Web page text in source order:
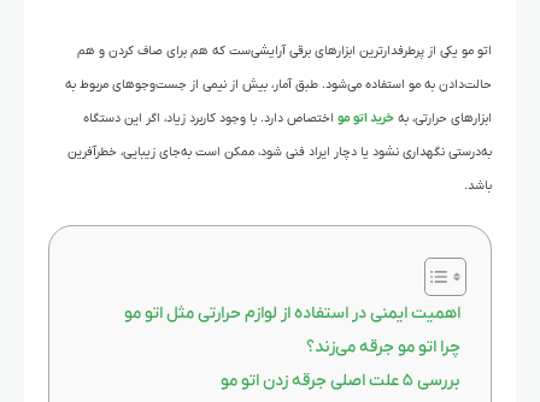
اتو مو یکی از پرطرفدارترین ابزارهای برقی آرایشی‌ست که هم برای صاف کردن و هم
حالت‌دادن به مو استفاده می‌شود. طبق آمار، بیش از نیمی از جست‌وجوهای مربوط به
ابزارهای حرارتی، به خرید اتو مو اختصاص دارد. با وجود کاربرد زیاد، اگر این دستگاه
به‌درستی نگهداری نشود یا دچار ایراد فنی شود، ممکن است به‌جای زیبایی، خطرآفرین
باشد.
اهمیت ایمنی در استفاده از لوازم حرارتی مثل اتو مو
چرا اتو مو جرقه می‌زند؟
بررسی ۵ علت اصلی جرقه زدن اتو مو